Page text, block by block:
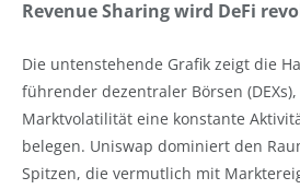
Revenue Sharing wird DeFi
Die untenstehende Grafik zeigt die
führender dezentraler Börsen
Marktvolatilität eine konstante
belegen. Uniswap dominiert den
Spitzen, die vermutlich mit